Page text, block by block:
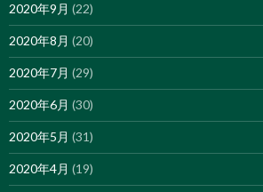
2020年9月 (22)
2020年8月 (20)
2020年7月 (29)
2020年6月 (30)
2020年5月 (31)
2020年4月 (19)